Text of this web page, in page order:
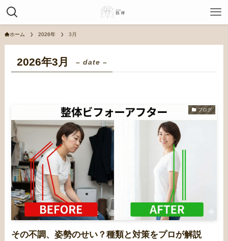
ホーム 2026年 3月
2026年3月 – date –
ブログ
その不調、姿勢のせい？種類と対策をプロが解説